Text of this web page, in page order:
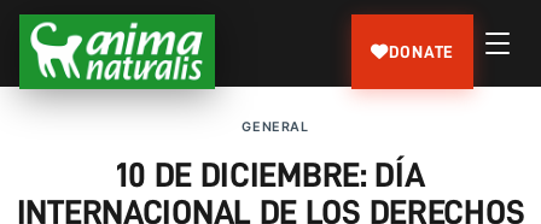
DONATE
GENERAL
10 DE DICIEMBRE: DÍA
INTERNACIONAL DE LOS DERECHOS